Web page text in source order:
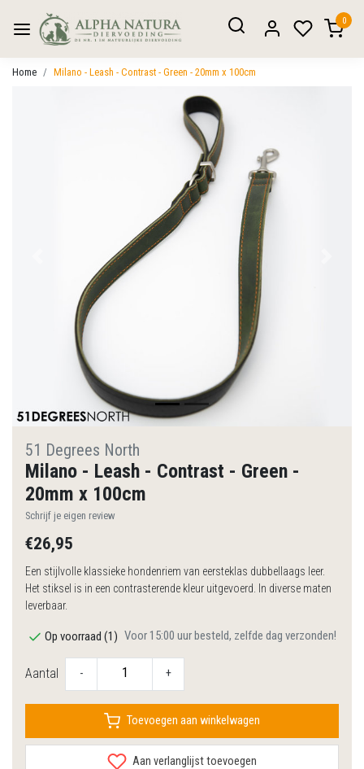
0
Home Milano - Leash - Contrast - Green - 20mm x 100cm
51 Degrees North
Milano - Leash - Contrast - Green -
20mm x 100cm
Schrijf je eigen review
€26,95
Een stijlvolle klassieke hondenriem van eersteklas dubbellaags leer.
Het stiksel is in een contrasterende kleur uitgevoerd. In diverse maten
leverbaar.
Op voorraad (1) Voor 15:00 uur besteld, zelfde dag verzonden!
Aantal - +
Toevoegen aan winkelwagen
Aan verlanglijst toevoegen